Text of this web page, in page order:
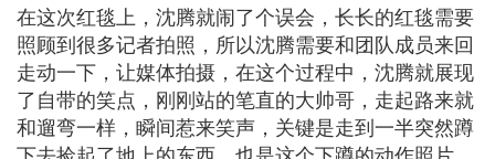
在这次红毯上，沈腾就闹了个误会，长长的红毯需要
照顾到很多记者拍照，所以沈腾需要和团队成员来回
走动一下，让媒体拍摄，在这个过程中，沈腾就展现
了自带的笑点，刚刚站的笔直的大帅哥，走起路来就
和遛弯一样，瞬间惹来笑声，关键是走到一半突然蹲